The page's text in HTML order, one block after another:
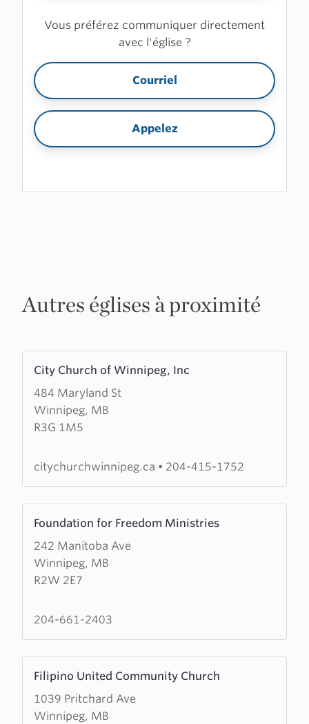
Vous préférez communiquer directement
avec l'église ?
Courriel
Appelez
Autres églises à proximité
City Church of Winnipeg, Inc
484 Maryland St
Winnipeg, MB
R3G 1M5
more
about
City
Church
Winnipeg,
citychurchwinnipeg.ca • 204-415-1752
Foundation for Freedom Ministries
242 Manitoba Ave
Winnipeg, MB
R2W 2E7
more
about
Foundation
for
Ministries
204-661-2403
Filipino United Community Church
1039 Pritchard Ave
Winnipeg, MB
more
about
Filipino